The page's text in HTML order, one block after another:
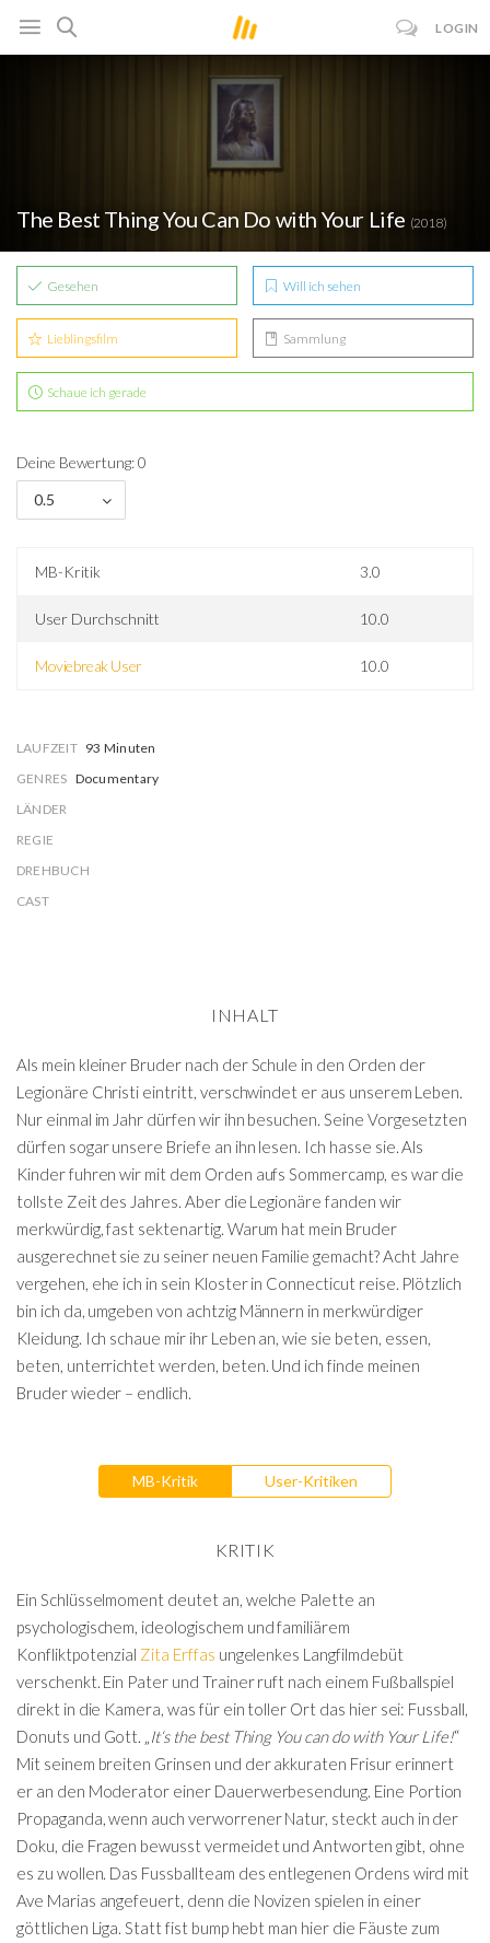
LOGIN
The Best Thing You Can Do with Your Life (2018)
Gesehen Will ich sehen
Lieblingsfilm Sammlung
Schaue ich gerade
Deine Bewertung: 0
0.5
MB-Kritik 3.0
User Durchschnitt 10.0
Moviebreak User 10.0
LAUFZEIT 93 Minuten
GENRES Documentary
LÄNDER
REGIE
DREHBUCH
CAST
INHALT
Als mein kleiner Bruder nach der Schule in den Orden der
Legionäre Christi eintritt, verschwindet er aus unserem Leben.
Nur einmal im Jahr dürfen wir ihn besuchen. Seine Vorgesetzten
dürfen sogar unsere Briefe an ihn lesen. Ich hasse sie. Als
Kinder fuhren wir mit dem Orden aufs Sommercamp, es war die
tollste Zeit des Jahres. Aber die Legionäre fanden wir
merkwürdig, fast sektenartig. Warum hat mein Bruder
ausgerechnet sie zu seiner neuen Familie gemacht? Acht Jahre
vergehen, ehe ich in sein Kloster in Connecticut reise. Plötzlich
bin ich da, umgeben von achtzig Männern in merkwürdiger
Kleidung. Ich schaue mir ihr Leben an, wie sie beten, essen,
beten, unterrichtet werden, beten. Und ich finde meinen
Bruder wieder – endlich.
MB-Kritik User-Kritiken
KRITIK
Ein Schlüsselmoment deutet an, welche Palette an
psychologischem, ideologischem und familiärem
Konfliktpotenzial Zita Erffas ungelenkes Langfilmdebüt
verschenkt. Ein Pater und Trainer ruft nach einem Fußballspiel
direkt in die Kamera, was für ein toller Ort das hier sei: Fussball,
Donuts und Gott. „ It‘s the best Thing You can do with Your Life!“
Mit seinem breiten Grinsen und der akkuraten Frisur erinnert
er an den Moderator einer Dauerwerbesendung. Eine Portion
Propaganda, wenn auch verworrener Natur, steckt auch in der
Doku, die Fragen bewusst vermeidet und Antworten gibt, ohne
es zu wollen. Das Fussballteam des entlegenen Ordens wird mit
Ave Marias angefeuert, denn die Novizen spielen in einer
göttlichen Liga. Statt fist bump hebt man hier die Fäuste zum